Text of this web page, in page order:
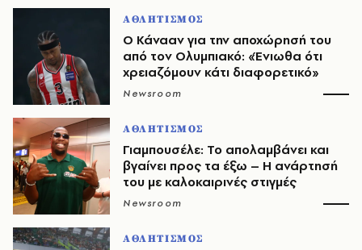
ΑΘΛΗΤΙΣΜΟΣ
Ο Κάνααν για την αποχώρησή του
από τον Ολυμπιακό: «Ένιωθα ότι
χρειαζόμουν κάτι διαφορετικό»
Newsroom
ΑΘΛΗΤΙΣΜΟΣ
Γιαμπουσέλε: Το απολαμβάνει και
βγαίνει προς τα έξω – Η ανάρτησή
του με καλοκαιρινές στιγμές
Newsroom
ΑΘΛΗΤΙΣΜΟΣ